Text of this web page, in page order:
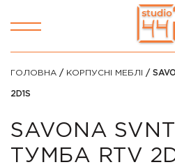
ГОЛОВНА / КОРПУСНІ МЕБЛІ /
2D1S
SAVONA
ТУМБА RTV